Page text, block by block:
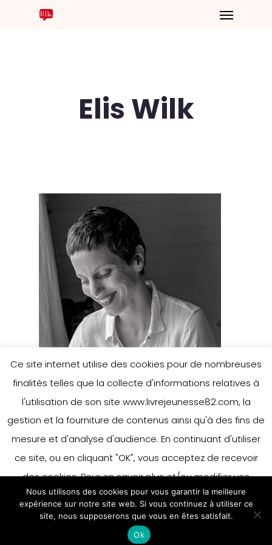
Elis Wilk
Ce site internet utilise des cookies pour de nombreuses
finalités telles que la collecte d'informations relatives à
l'utilisation de son site www.livrejeunesse82.com, la
gestion et la fourniture de contenus ainsi qu'à des fins de
mesure et d'analyse d'audience. En continuant d'utiliser
ce site, ou en cliquant "OK", vous acceptez de recevoir
des cookies. Pour en savoir plus et/ou modifier vos
préférences en matière de cookies, merci de vous référer
à notre politique sur les cookies.
Accepter
En savoir plus
Nous utilisons des cookies pour vous garantir la meilleure
expérience sur notre site web. Si vous continuez à utiliser ce
site, nous supposerons que vous en êtes satisfait.
Ok